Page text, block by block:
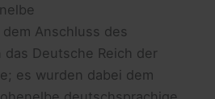
Anschluss des
Deutsche Reich der
es wurden dabei dem